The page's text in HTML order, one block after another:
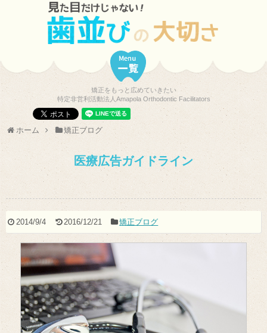
矯正をもっと広めていきたい
特定非営利活動法人Amapola Orthodontic Facilitators
ホーム 矯正ブログ
医療広告ガイドライン
2014/9/4 2016/12/21 矯正ブログ